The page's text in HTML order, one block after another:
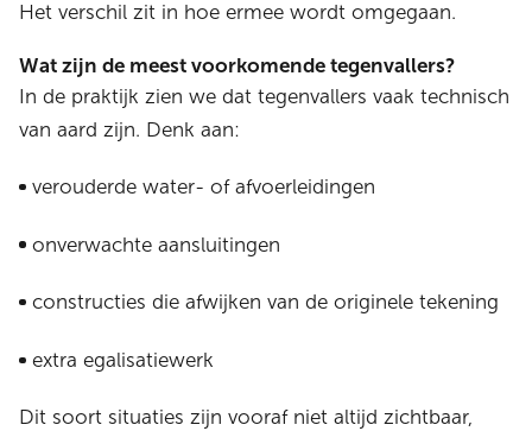
Het verschil zit in hoe ermee wordt omgegaan.
Wat zijn de meest voorkomende tegenvallers?
In de praktijk zien we dat tegenvallers vaak technisch
van aard zijn. Denk aan:
verouderde water- of afvoerleidingen
onverwachte aansluitingen
constructies die afwijken van de originele tekening
extra egalisatiewerk
Dit soort situaties zijn vooraf niet altijd zichtbaar,